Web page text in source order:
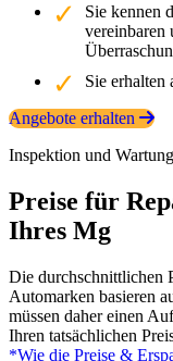
Sie kennen
vereinbaren
Sie erhalten
Angebote erhalten
Inspektion und
Preise für
Ihres Mg
Die durchschnittlichen
Automarken basieren
müssen daher einen
Ihren tatsächlichen
*Wie die Preise &